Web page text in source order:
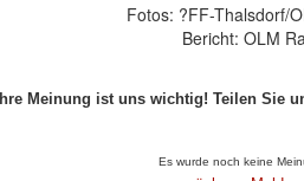
Fotos: ?FF-Thalsdorf/
Bericht: OLM
Ihre Meinung ist uns wichtig! Teilen Sie
Es wurde noch keine